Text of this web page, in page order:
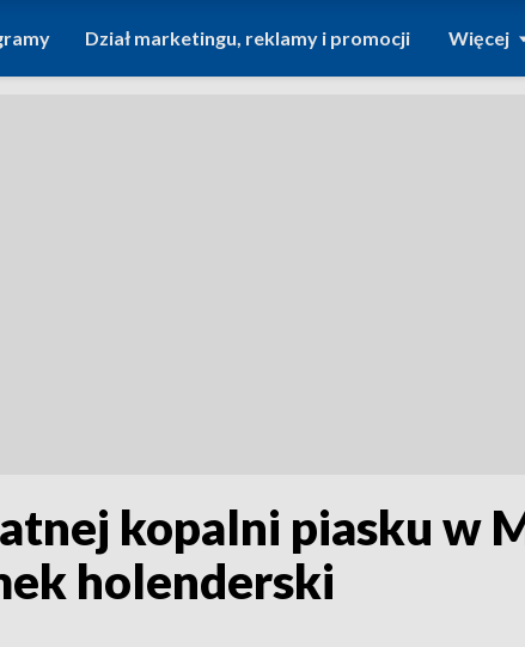
Dział marketingu, reklamy i promocji Więcej
kopalni piasku w
holenderski